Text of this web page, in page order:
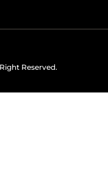
Reserved.